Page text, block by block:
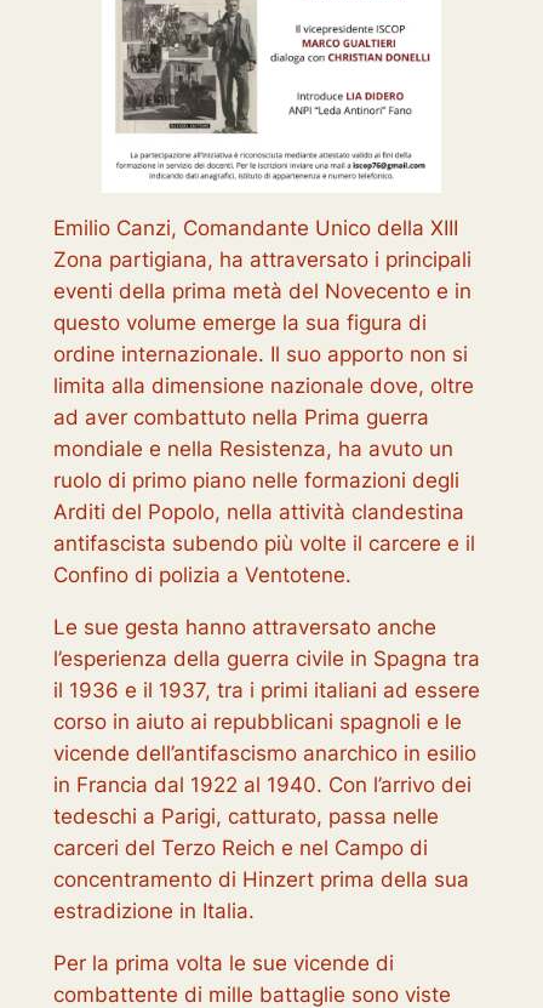
Emilio Canzi, Comandante Unico della XIII
Zona partigiana, ha attraversato i principali
eventi della prima metà del Novecento e in
questo volume emerge la sua figura di
ordine internazionale. Il suo apporto non si
limita alla dimensione nazionale dove, oltre
ad aver combattuto nella Prima guerra
mondiale e nella Resistenza, ha avuto un
ruolo di primo piano nelle formazioni degli
Arditi del Popolo, nella attività clandestina
antifascista subendo più volte il carcere e il
Confino di polizia a Ventotene.
Le sue gesta hanno attraversato anche
l’esperienza della guerra civile in Spagna tra
il 1936 e il 1937, tra i primi italiani ad essere
corso in aiuto ai repubblicani spagnoli e le
vicende dell’antifascismo anarchico in esilio
in Francia dal 1922 al 1940. Con l’arrivo dei
tedeschi a Parigi, catturato, passa nelle
carceri del Terzo Reich e nel Campo di
concentramento di Hinzert prima della sua
estradizione in Italia.
Per la prima volta le sue vicende di
combattente di mille battaglie sono viste